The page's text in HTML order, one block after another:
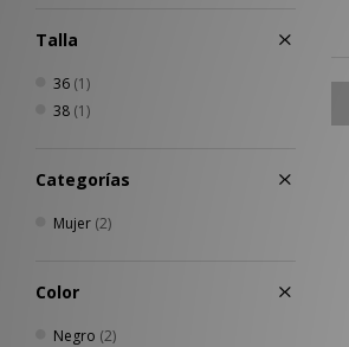
Talla
36 (1)
38 (1)
Categorías
Mujer (2)
Color
Negro (2)